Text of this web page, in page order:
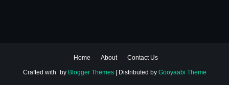
Home About Contact Us
Crafted with by Blogger Themes| Distributed by Gooyaabi Theme